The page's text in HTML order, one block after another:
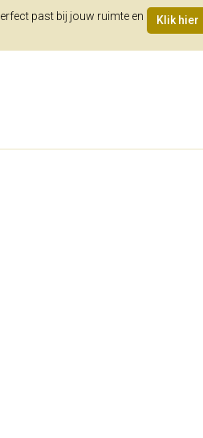
past bij jouw ruimte en
Klik hier